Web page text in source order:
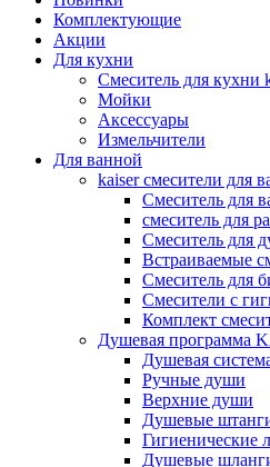
Комплектующие
Акции
Для кухни
Cмеситель для кухни
Мойки
Аксессуары
Измельчители
Для ванной
kaiser смесители для
Смеситель для
смеситель для
Смеситель для
Встраиваемые
Смеситель для
Смесители с
Комплект
Душевая программа
Душевая
Ручные души
Верхние души
Душевые
Гигиенические
Душевые